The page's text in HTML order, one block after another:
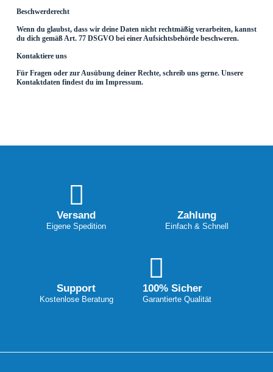
Beschwerderecht
Wenn du glaubst, dass wir deine Daten nicht rechtmäßig verarbeiten, kannst
du dich gemäß Art. 77 DSGVO bei einer Aufsichtsbehörde beschweren.
Kontaktiere uns
Für Fragen oder zur Ausübung deiner Rechte, schreib uns gerne. Unsere
Kontaktdaten findest du im Impressum.
Versand
Eigene Spedition
Zahlung
Einfach & Schnell
Support
Kostenlose Beratung
100% Sicher
Garantierte Qualität